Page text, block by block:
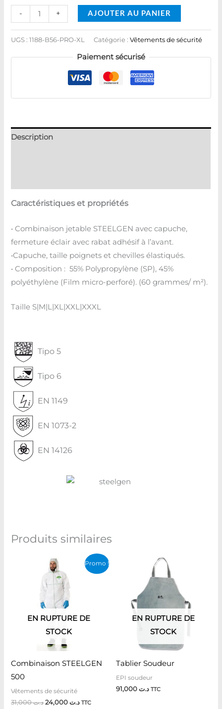
- + AJOUTER AU PANIER
UGS :1188-B56-PRO-XL Catégorie :Vêtements de sécurité
Paiement sécurisé
Description
Caractéristiques et propriétés
• Combinaison jetable STEELGEN avec capuche,
fermeture éclair avec rabat adhésif à l’avant.
•Capuche, taille poignets et chevilles élastiqués.
• Composition : 55% Polypropylène (SP), 45%
polyéthylène (Film micro-perforé). (60 grammes/ m²).
Taille S|M|L|XL|XXL|XXXL
Tipo 5
Tipo 6
EN 1149
EN 1073-2
EN 14126
Produits similaires
Promo !
EN RUPTURE DE
STOCK
Combinaison STEELGEN
500
Vêtements de sécurité
د.ت31,000
Le
prix
initial
était :
د.ت24,000
Le
prix
TTC
EN RUPTURE DE
STOCK
Tablier Soudeur
EPI soudeur
د.ت TTC